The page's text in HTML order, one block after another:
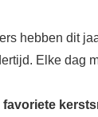
hebben dit
Elke dag
favoriete